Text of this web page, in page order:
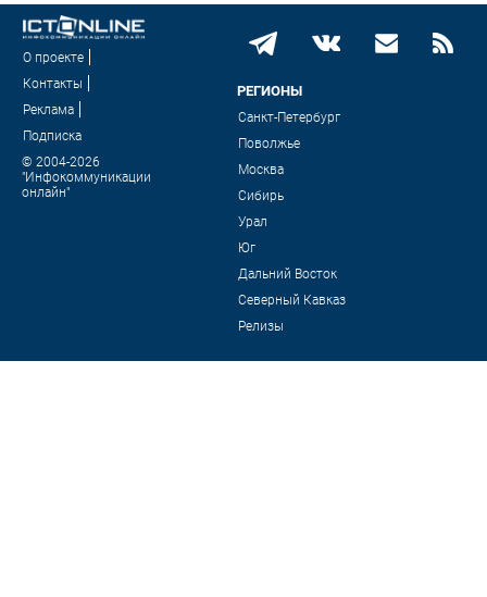
О проекте
Контакты
Реклама
Подписка
© 2004-2026
"Инфокоммуникации
онлайн"
РЕГИОНЫ
Санкт-Петербург
Поволжье
Москва
Сибирь
Урал
Юг
Дальний Восток
Северный Кавказ
Релизы